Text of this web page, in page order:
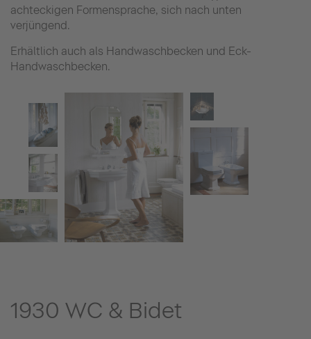
achteckigen Formensprache, sich nach unten
verjüngend.
Erhältlich auch als Handwaschbecken und Eck-
Handwaschbecken.
1930 WC & Bidet